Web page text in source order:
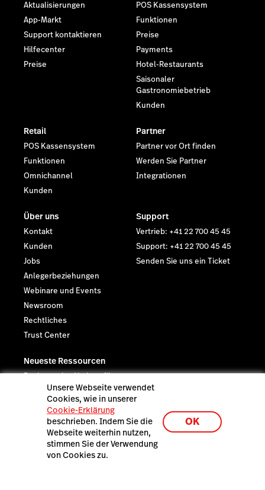
Aktualisierungen
App-Markt
Support kontaktieren
Hilfecenter
Preise
POS Kassensystem
Funktionen
Preise
Payments
Hotel-Restaurants
Saisonaler
Gastronomiebetrieb
Kunden
Retail
POS Kassensystem
Funktionen
Omnichannel
Kunden
Partner
Partner vor Ort finden
Werden Sie Partner
Integrationen
Über uns
Kontakt
Kunden
Jobs
Anlegerbeziehungen
Webinare und Events
Newsroom
Rechtliches
Trust Center
Support
Vertrieb: +41 22 700 45 45
Support: +41 22 700 45 45
Senden Sie uns ein Ticket
Neueste Ressourcen
Businessplan Vorlage für
Ihr Restaurant
Unsere Webseite verwendet
Cookies, wie in unserer
Cookie-Erklärung
beschrieben. Indem Sie die
Webseite weiterhin nutzen,
stimmen Sie der Verwendung
von Cookies zu.
OK